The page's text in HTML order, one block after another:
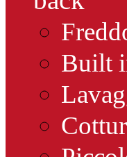
Built